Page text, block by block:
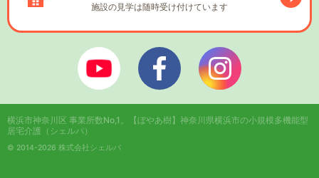
施設の見学は随時受け付けています
ぼやあ樹Youtube シェルパフェイスブック
© 2014-2026 株式会社シェルパ
横浜市神奈川区 事業所数No,1。
【ぼやあ樹】神奈川県横浜市の小規模多機能型
居宅介護（シェルパ）